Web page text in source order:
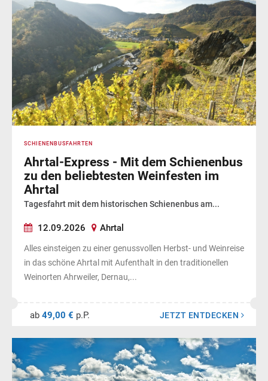
SCHIENENBUSFAHRTEN
Ahrtal-Express - Mit dem Schienenbus
zu den beliebtesten Weinfesten im
Ahrtal
Tagesfahrt mit dem historischen Schienenbus am...
12.09.2026 Ahrtal
Alles einsteigen zu einer genussvollen Herbst- und Weinreise
in das schöne Ahrtal mit Aufenthalt in den traditionellen
Weinorten Ahrweiler, Dernau,...
ab 49,00 € p.P. JETZT ENTDECKEN